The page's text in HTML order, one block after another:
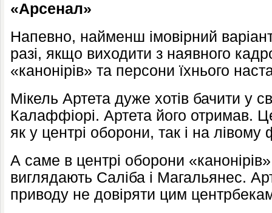
«Арсенал»
Напевно, найменш імовірний
разі, якщо виходити з наявного
«канонірів» та персони їхнього
Мікель Артета дуже хотів бачити у
Калаффіорі. Артета його отримав.
як у центрі оборони, так і на лівому
А саме в центрі оборони
виглядають Саліба і Магальянес.
приводу не довіряти цим